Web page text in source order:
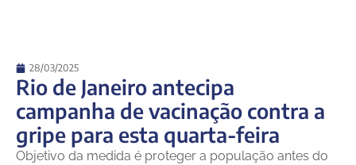
28/03/2025
Rio de Janeiro antecipa
campanha de vacinação contra a
gripe para esta quarta-feira
Objetivo da medida é proteger a população antes do